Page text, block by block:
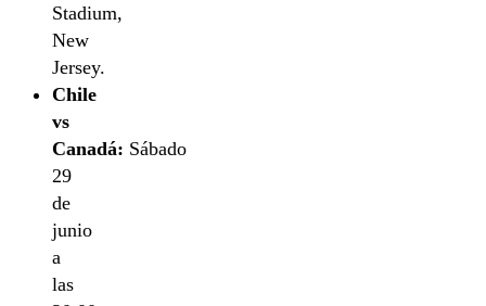
Stadium,
New
Jersey.
Chile
vs
Canadá: Sábado
29
de
junio
a
las